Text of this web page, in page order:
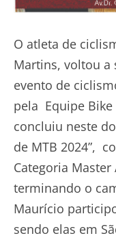
O atleta de
Martins, voltou a
evento de
pela Equipe
concluiu neste
de MTB 2024”,
Categoria
terminando o
Maurício
sendo elas em